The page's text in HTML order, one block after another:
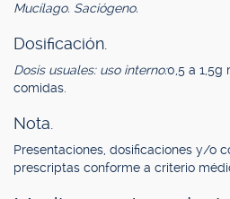
Mucílago. Saciógeno.
Dosificación.
Dosis usuales: uso interno:0,5 a 1,5g
comidas.
Nota.
Presentaciones, dosificaciones y/o
prescriptas conforme a criterio